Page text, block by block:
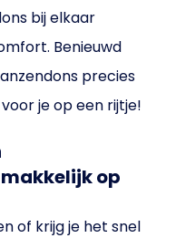
bij elkaar
Benieuwd
precies
je op een rijtje!
op
of krijg je het snel